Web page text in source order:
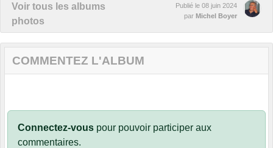
Voir tous les albums
photos
Publié le 08 juin 2024
par Michel Boyer
COMMENTEZ L'ALBUM
Connectez-vous pour pouvoir participer aux
commentaires.